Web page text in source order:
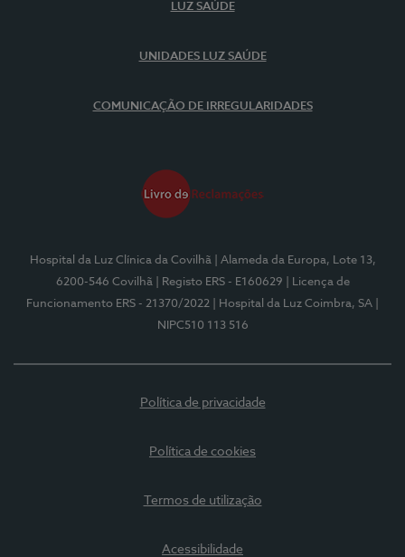
LUZ SAÚDE
UNIDADES LUZ SAÚDE
COMUNICAÇÃO DE IRREGULARIDADES
Hospital da Luz Clínica da Covilhã
| Alameda da Europa, Lote 13,
6200-546 Covilhã
| Registo ERS - E160629
| Licença de
Funcionamento ERS - 21370/2022
| Hospital da Luz Coimbra, SA
NIPC510 113 516
Política de privacidade
Política de cookies
Termos de utilização
Acessibilidade